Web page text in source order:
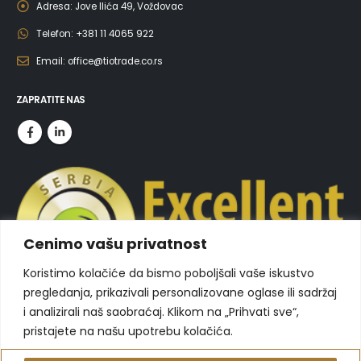
Cenimo vašu privatnost
Koristimo kolačiće da bismo poboljšali vaše iskustvo
pregledanja, prikazivali personalizovane oglase ili sadržaj
i analizirali naš saobraćaj. Klikom na „Prihvati sve“,
pristajete na našu upotrebu kolačića.
Adresa: Jove Ilića 49, Voždovac
Telefon: +381 11 4065 922
Email: office@tiotrade.co.rs
ZAPRATITE NAS